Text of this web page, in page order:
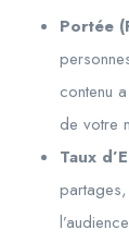
Portée
contenu
de votre
Taux